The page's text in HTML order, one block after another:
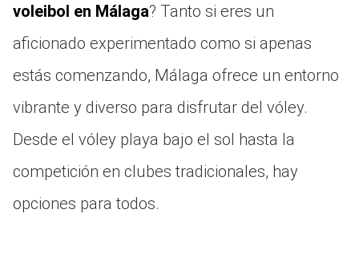
voleibol en Málaga? Tanto si eres un
aficionado experimentado como si apenas
estás comenzando, Málaga ofrece un entorno
vibrante y diverso para disfrutar del vóley.
Desde el vóley playa bajo el sol hasta la
competición en clubes tradicionales, hay
opciones para todos.